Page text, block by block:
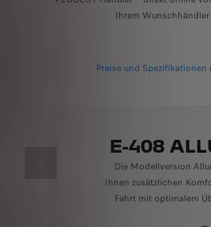
Ihrem
Preise und Spezifikationen
E-408
Die Modellversion
Ihnen zusätzlichen
Fahrt mit optimalem